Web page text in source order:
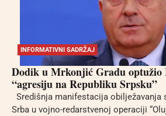
INFORMATIVNI SADRŽAJ
Dodik u Mrkonjić Gradu optužio
“agresiju na Republiku Srpsku”
Središnja manifestacija obilježavanja
Srba u vojno-redarstvenoj operaciji